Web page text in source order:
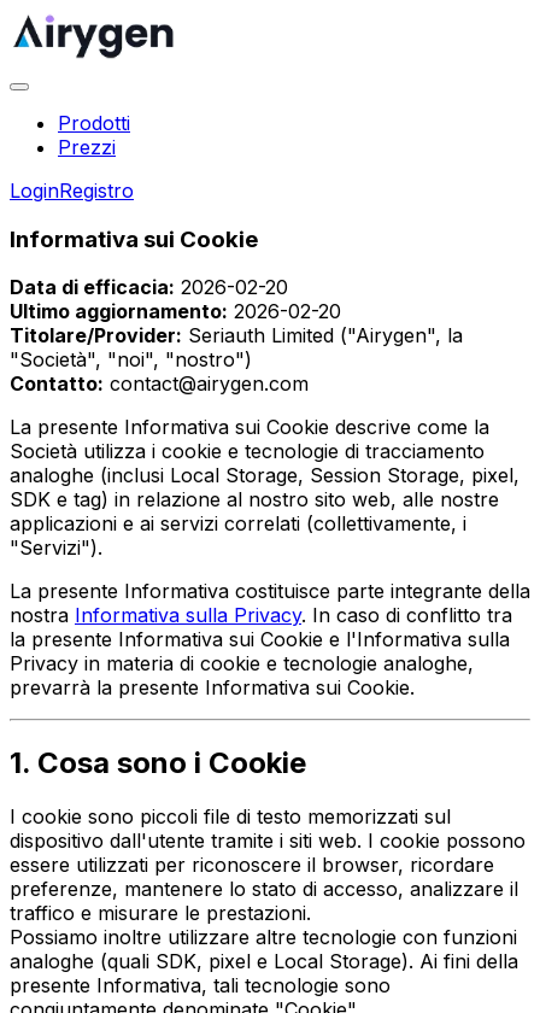
Prodotti
Prezzi
LoginRegistro
Informativa sui Cookie
Data di efficacia: 2026-02-20
Ultimo aggiornamento: 2026-02-20
Titolare/Provider: Seriauth Limited ("Airygen", la
"Società", "noi", "nostro")
Contatto: contact@airygen.com
La presente Informativa sui Cookie descrive come la
Società utilizza i cookie e tecnologie di tracciamento
analoghe (inclusi Local Storage, Session Storage, pixel,
SDK e tag) in relazione al nostro sito web, alle nostre
applicazioni e ai servizi correlati (collettivamente, i
"Servizi").
La presente Informativa costituisce parte integrante della
nostra Informativa sulla Privacy. In caso di conflitto tra
la presente Informativa sui Cookie e l'Informativa sulla
Privacy in materia di cookie e tecnologie analoghe,
prevarrà la presente Informativa sui Cookie.
1. Cosa sono i Cookie
I cookie sono piccoli file di testo memorizzati sul
dispositivo dall'utente tramite i siti web. I cookie possono
essere utilizzati per riconoscere il browser, ricordare
preferenze, mantenere lo stato di accesso, analizzare il
traffico e misurare le prestazioni.
Possiamo inoltre utilizzare altre tecnologie con funzioni
analoghe (quali SDK, pixel e Local Storage). Ai fini della
presente Informativa, tali tecnologie sono